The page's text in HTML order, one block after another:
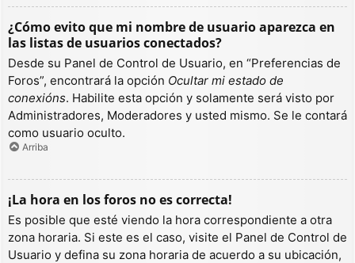
¿Cómo evito que mi nombre de usuario aparezca en
las listas de usuarios conectados?
Desde su Panel de Control de Usuario, en “Preferencias de
Foros”, encontrará la opción Ocultar mi estado de
conexións. Habilite esta opción y solamente será visto por
Administradores, Moderadores y usted mismo. Se le contará
como usuario oculto.
Arriba
¡La hora en los foros no es correcta!
Es posible que esté viendo la hora correspondiente a otra
zona horaria. Si este es el caso, visite el Panel de Control de
Usuario y defina su zona horaria de acuerdo a su ubicación,